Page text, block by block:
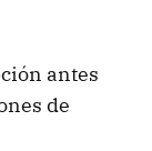
antes
de